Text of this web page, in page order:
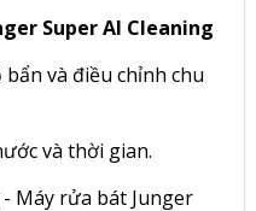
Super AI Cleaning
và điều chỉnh chu
và thời gian.